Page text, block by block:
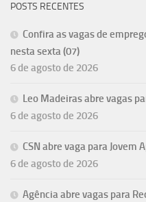
POSTS RECENTES
Confira as vagas de
nesta sexta (07)
6 de agosto de 2026
Leo Madeiras abre vagas
6 de agosto de 2026
CSN abre vaga para Jovem
6 de agosto de 2026
Agência abre vagas para